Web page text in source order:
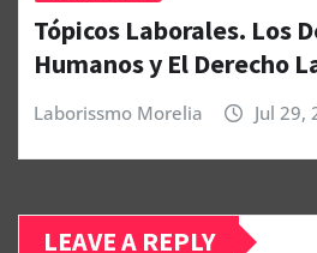
Tópicos Laborales. Los
Humanos y El Derecho
Laborissmo Morelia Jul 29,
LEAVE A REPLY